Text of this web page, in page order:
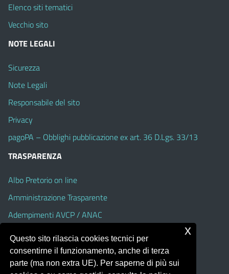
Elenco siti tematici
Vecchio sito
NOTE LEGALI
Sicurezza
Note Legali
Responsabile del sito
Privacy
pagoPA – Obblighi pubblicazione ex art. 36 D.Lgs. 33/13
TRASPARENZA
Albo Pretorio on line
Amministrazione Trasparente
Adempimenti AVCP / ANAC
Dichiarazione di accessibilità
Questo sito rilascia cookies tecnici per
consentirne il funzionamento, anche di terza
parte (ma non extra UE). Per saperne di più sui
x